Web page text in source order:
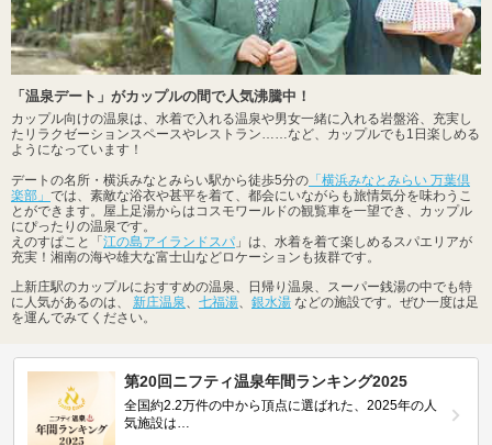
「温泉デート」がカップルの間で人気沸騰中！
カップル向けの温泉は、水着で入れる温泉や男女一緒に入れる岩盤浴、充実し
たリラクゼーションスペースやレストラン……など、カップルでも1日楽しめる
ようになっています！
デートの名所・横浜みなとみらい駅から徒歩5分の 「横浜みなとみらい 万葉倶
楽部」 では、素敵な浴衣や甚平を着て、都会にいながらも旅情気分を味わうこ
とができます。屋上足湯からはコスモワールドの観覧車を一望でき、カップル
にぴったりの温泉です。
えのすぱこと「江の島アイランドスパ 」は、水着を着て楽しめるスパエリアが
充実！湘南の海や雄大な富士山などロケーションも抜群です。
上新庄駅のカップルにおすすめの温泉、日帰り温泉、スーパー銭湯の中でも特
に人気があるのは、 新庄温泉 七福湯 銀水湯 などの施設です。ぜひ一度は足
を運んでみてください。
第20回ニフティ温泉年間ランキング2025
全国約2.2万件の中から頂点に選ばれた、2025年の人
気施設は…